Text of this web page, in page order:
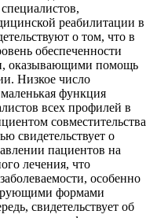
реабилитации в
о том, что в
обеспеченности
оказывающими помощь
Низкое число
функция
всех профилей в
совместительства
свидетельствует о
пациентов на
лечения, что
особенно
формами
свидетельствует об